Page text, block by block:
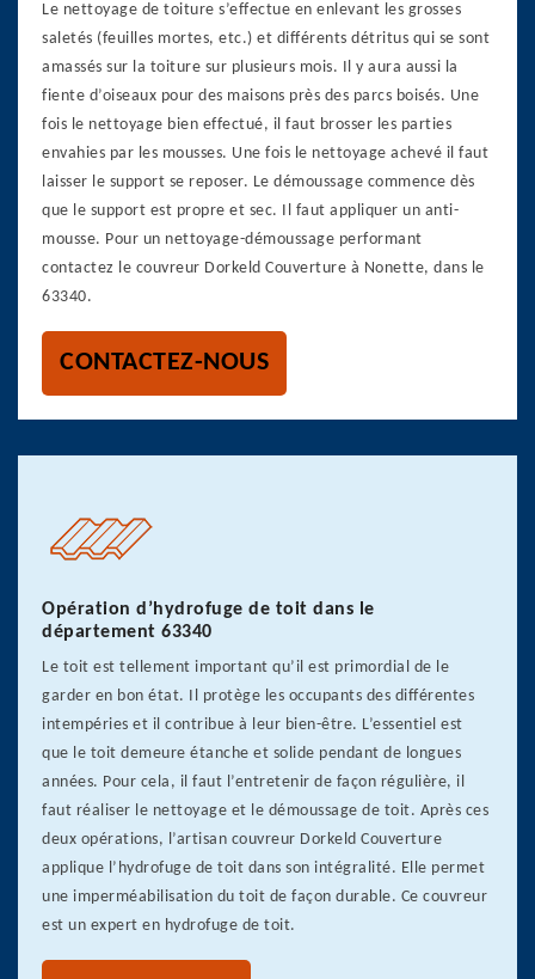
Le nettoyage de toiture s’effectue en enlevant les grosses
saletés (feuilles mortes, etc.) et différents détritus qui se sont
amassés sur la toiture sur plusieurs mois. Il y aura aussi la
fiente d’oiseaux pour des maisons près des parcs boisés. Une
fois le nettoyage bien effectué, il faut brosser les parties
envahies par les mousses. Une fois le nettoyage achevé il faut
laisser le support se reposer. Le démoussage commence dès
que le support est propre et sec. Il faut appliquer un anti-
mousse. Pour un nettoyage-démoussage performant
contactez le couvreur Dorkeld Couverture à Nonette, dans le
63340.
CONTACTEZ-NOUS
Opération d’hydrofuge de toit dans le
département 63340
Le toit est tellement important qu’il est primordial de le
garder en bon état. Il protège les occupants des différentes
intempéries et il contribue à leur bien-être. L’essentiel est
que le toit demeure étanche et solide pendant de longues
années. Pour cela, il faut l’entretenir de façon régulière, il
faut réaliser le nettoyage et le démoussage de toit. Après ces
deux opérations, l’artisan couvreur Dorkeld Couverture
applique l’hydrofuge de toit dans son intégralité. Elle permet
une imperméabilisation du toit de façon durable. Ce couvreur
est un expert en hydrofuge de toit.